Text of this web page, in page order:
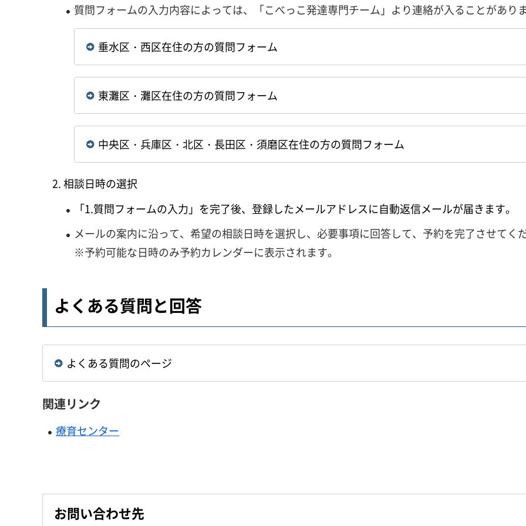
質問フォームの入力内容によっては、「こべっこ発達専門チーム」より連絡が入ることがありま
垂水区・西区在住の方の質問フォーム
東灘区・灘区在住の方の質問フォーム
中央区・兵庫区・北区・長田区・須磨区在住の方の質問フォーム
相談日時の選択
「1.質問フォームの入力」を完了後、登録したメールアドレスに自動返信メールが届きます。
メールの案内に沿って、希望の相談日時を選択し、必要事項に回答して、予約を完了させてくだ
※予約可能な日時のみ予約カレンダーに表示されます。
よくある質問と回答
よくある質問のページ
関連リンク
療育センター
お問い合わせ先